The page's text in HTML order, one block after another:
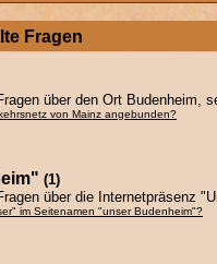
Fragen
über den Ort Budenheim,
von Mainz angebunden?
(1)
über die Internetpräsenz
" im Seitenamen "unser Budenheim"?